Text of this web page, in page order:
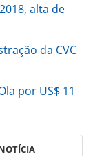
alta de
da CVC
por US$ 11